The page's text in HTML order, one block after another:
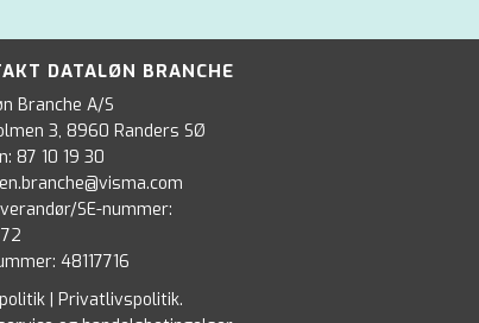
DATALØN BRANCHE
Branche A/S
3, 8960 Randers SØ
87 10 19 30
SE-nummer:
48117716
| Privatlivspolitik.